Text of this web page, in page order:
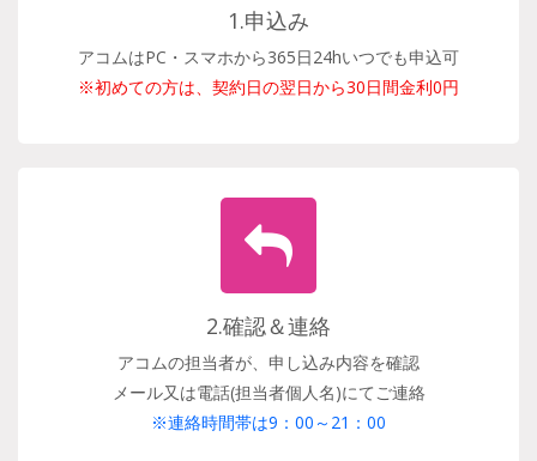
1.申込み
アコムはPC・スマホから365日24hいつでも申込可
※初めての方は、契約日の翌日から30日間金利0円
2.確認＆連絡
アコムの担当者が、申し込み内容を確認
メール又は電話(担当者個人名)にてご連絡
※連絡時間帯は9：00～21：00